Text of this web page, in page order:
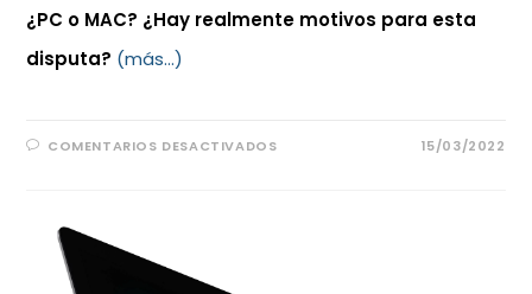
¿PC o MAC? ¿Hay realmente motivos para esta
disputa? (más…)
COMENTARIOS DESACTIVADOS 15/03/2022